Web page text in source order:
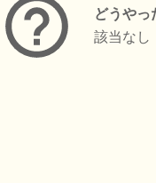
どうやっ
該当なし